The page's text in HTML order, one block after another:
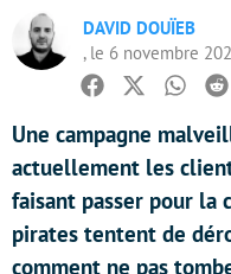
DAVID DOUÏEB
, le 6 novembre
Facebook
Twitter
Une campagne
actuellement les
faisant passer pour la
pirates tentent de
comment ne pas